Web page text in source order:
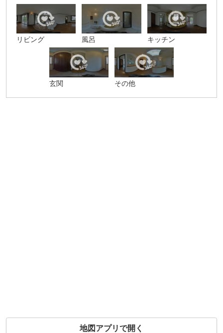
リビング 風呂 キッチン
玄関 その他
地図アプリで開く